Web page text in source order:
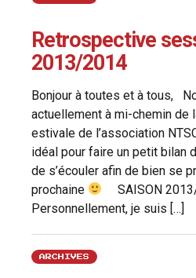
Retrospective
2013/2014
Bonjour à toutes et à tous,
actuellement à mi-chemin de
estivale de l’association
idéal pour faire un petit bilan
de s’écouler afin de bien se
prochaine
SAISON
Personnellement, je suis […]
ARCHIVES